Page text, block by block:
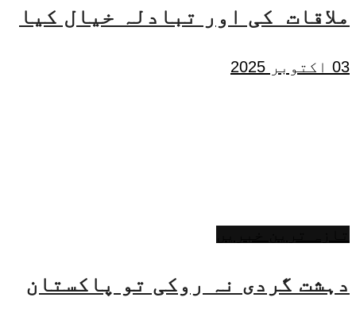
ملاقات کی اور تبادلہ خیال کیا
03 اکتوبر 2025
دہشت گردی نہ روکی تو پاکستان